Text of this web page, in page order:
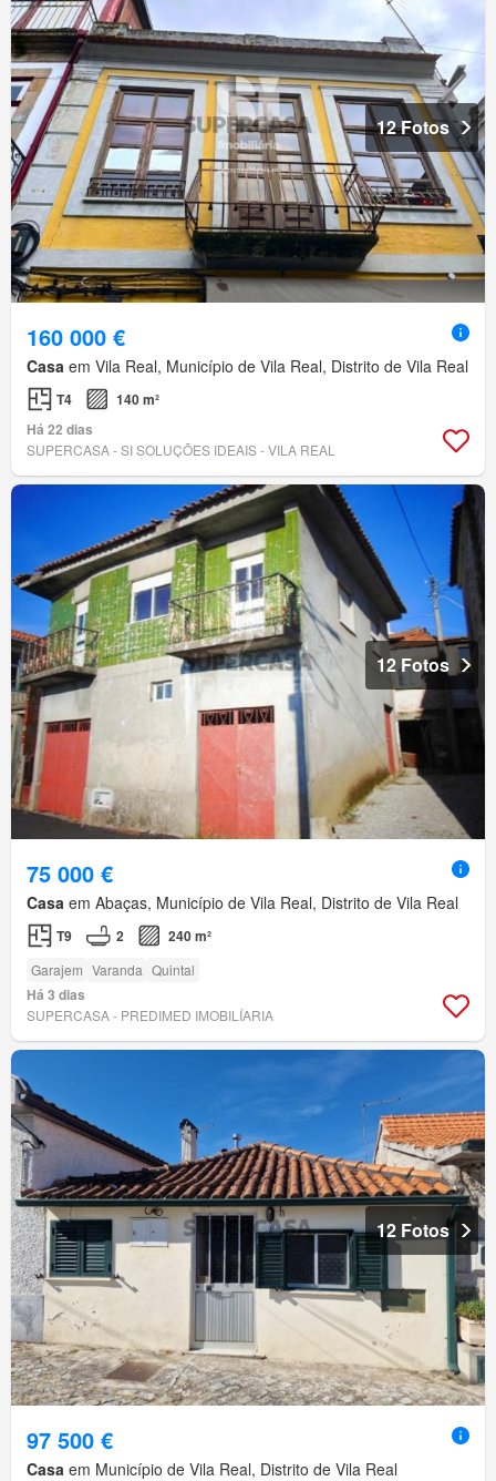
12 Fotos
160 000 €
Casa em Vila Real, Município de Vila Real, Distrito de Vila Real
T4
140 m²
Há 22 dias
SUPERCASA - SI SOLUÇÕES IDEAIS - VILA REAL
12 Fotos
75 000 €
Casa em Abaças, Município de Vila Real, Distrito de Vila Real
T9 2 240 m²
Garajem Varanda Quintal
Há 3 dias
SUPERCASA - PREDIMED IMOBILÍARIA
12 Fotos
97 500 €
Casa em Município de Vila Real, Distrito de Vila Real